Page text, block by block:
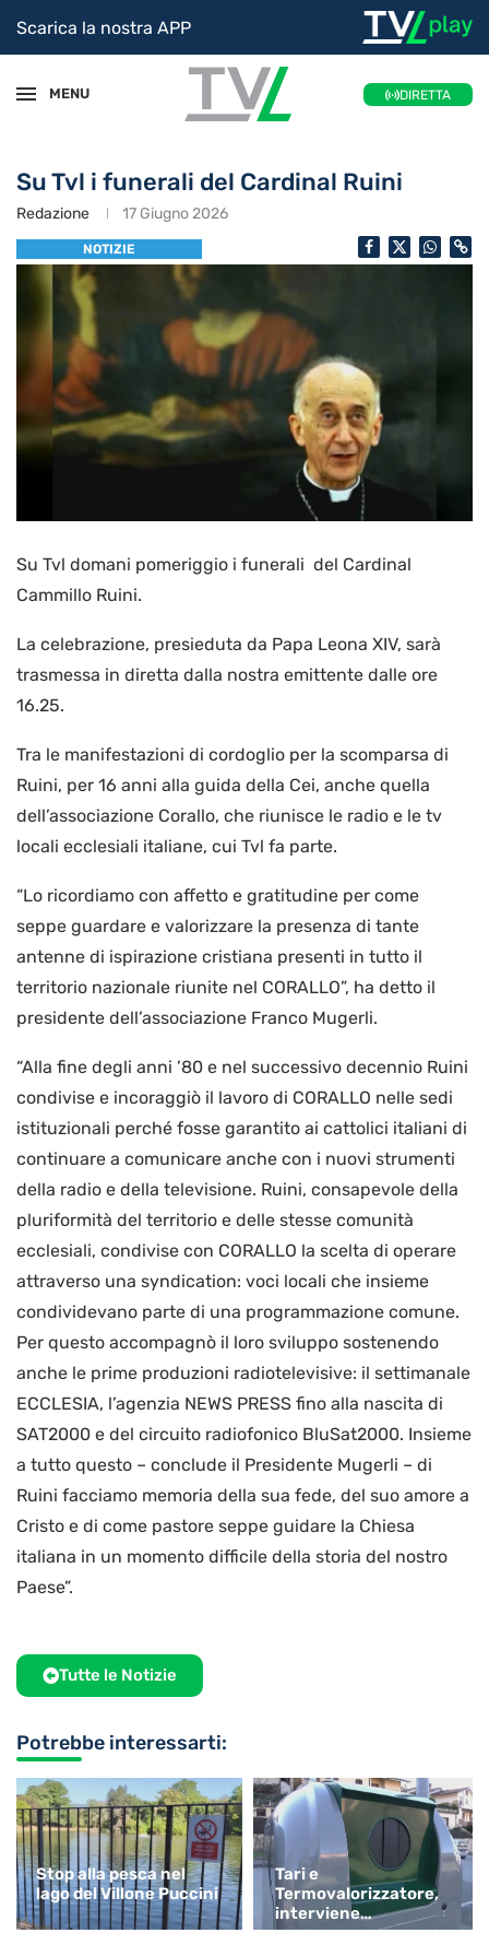
Scarica la nostra APP
MENU DIRETTA
Su Tvl i funerali del Cardinal Ruini
Redazione 17 Giugno 2026
NOTIZIE
Su Tvl domani pomeriggio i funerali del Cardinal
Cammillo Ruini.
La celebrazione, presieduta da Papa Leona XIV, sarà
trasmessa in diretta dalla nostra emittente dalle ore
16.25.
Tra le manifestazioni di cordoglio per la scomparsa di
Ruini, per 16 anni alla guida della Cei, anche quella
dell’associazione Corallo, che riunisce le radio e le tv
locali ecclesiali italiane, cui Tvl fa parte.
“Lo ricordiamo con affetto e gratitudine per come
seppe guardare e valorizzare la presenza di tante
antenne di ispirazione cristiana presenti in tutto il
territorio nazionale riunite nel CORALLO”, ha detto il
presidente dell’associazione Franco Mugerli.
“Alla fine degli anni ’80 e nel successivo decennio Ruini
condivise e incoraggiò il lavoro di CORALLO nelle sedi
istituzionali perché fosse garantito ai cattolici italiani di
continuare a comunicare anche con i nuovi strumenti
della radio e della televisione. Ruini, consapevole della
pluriformità del territorio e delle stesse comunità
ecclesiali, condivise con CORALLO la scelta di operare
attraverso una syndication: voci locali che insieme
condividevano parte di una programmazione comune.
Per questo accompagnò il loro sviluppo sostenendo
anche le prime produzioni radiotelevisive: il settimanale
ECCLESIA, l’agenzia NEWS PRESS fino alla nascita di
SAT2000 e del circuito radiofonico BluSat2000. Insieme
a tutto questo – conclude il Presidente Mugerli – di
Ruini facciamo memoria della sua fede, del suo amore a
Cristo e di come pastore seppe guidare la Chiesa
italiana in un momento difficile della storia del nostro
Paese”.
Tutte le Notizie
Potrebbe interessarti:
Stop alla pesca nel
lago del Villone Puccini
Tari e
Termovalorizzatore,
interviene
Confartigianato